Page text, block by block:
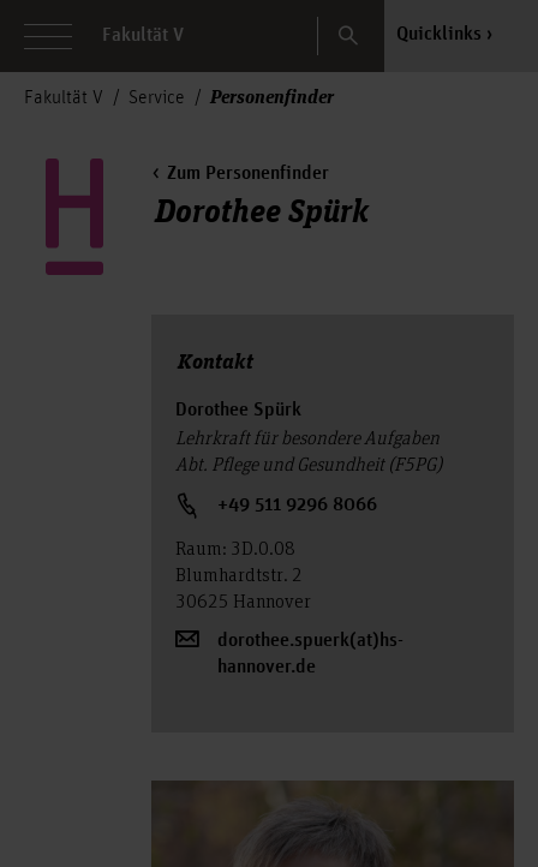
Fakultät V Search Quicklinks
Fakultät V Service Personenfinder
Zum Personenfinder
Dorothee Spürk
Kontakt
Dorothee Spürk
Lehrkraft für besondere Aufgaben
Abt. Pflege und Gesundheit (F5PG)
+49 511 9296 8066
Raum: 3D.0.08
Blumhardtstr. 2
30625 Hannover
dorothee.spuerk(at)hs-
hannover.de